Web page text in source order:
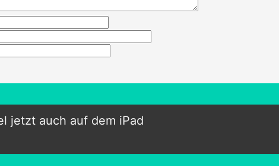
jetzt auch auf dem iPad